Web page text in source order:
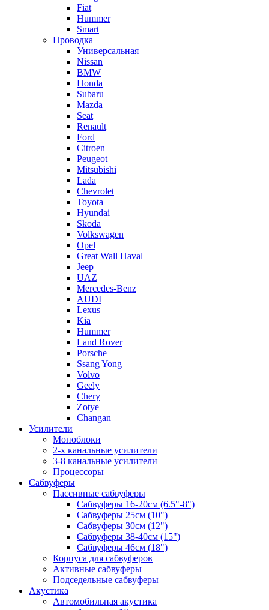
Fiat
Hummer
Smart
Проводка
Универсальная
Nissan
BMW
Honda
Subaru
Mazda
Seat
Renault
Ford
Citroen
Peugeot
Mitsubishi
Lada
Chevrolet
Toyota
Hyundai
Skoda
Volkswagen
Opel
Great Wall Haval
Jeep
UAZ
Mercedes-Benz
AUDI
Lexus
Kia
Hummer
Land Rover
Porsche
Ssang Yong
Volvo
Geely
Chery
Zotye
Changan
Усилители
Моноблоки
2-х канальные усилители
3-8 канальные усилители
Процессоры
Сабвуферы
Пассивные сабвуферы
Сабвуферы 16-20см (6.5"-8")
Сабвуферы 25см (10")
Сабвуферы 30см (12")
Сабвуферы 38-40см (15")
Сабвуферы 46см (18")
Корпуса для сабвуферов
Активные сабвуферы
Подседельные сабвуферы
Акустика
Автомобильная акустика